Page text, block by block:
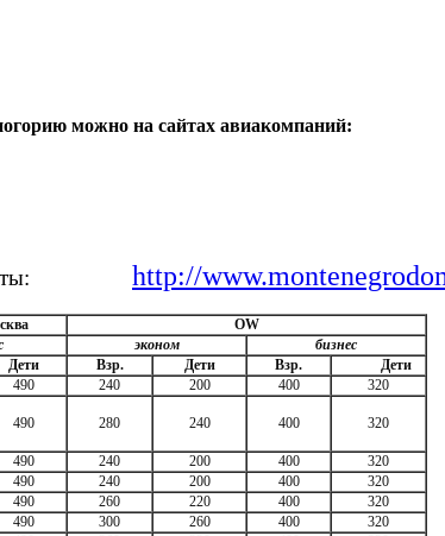
можно на сайтах авиакомпаний:
http://
OW
эконом
бизнес
Дети Взр. Дети Взр.
Дети
490 240 200 400
320
490 280 240 400 320
490 240 200 400
320
490 240 200 400
320
490 260 220 400
320
490 300 260 400
320